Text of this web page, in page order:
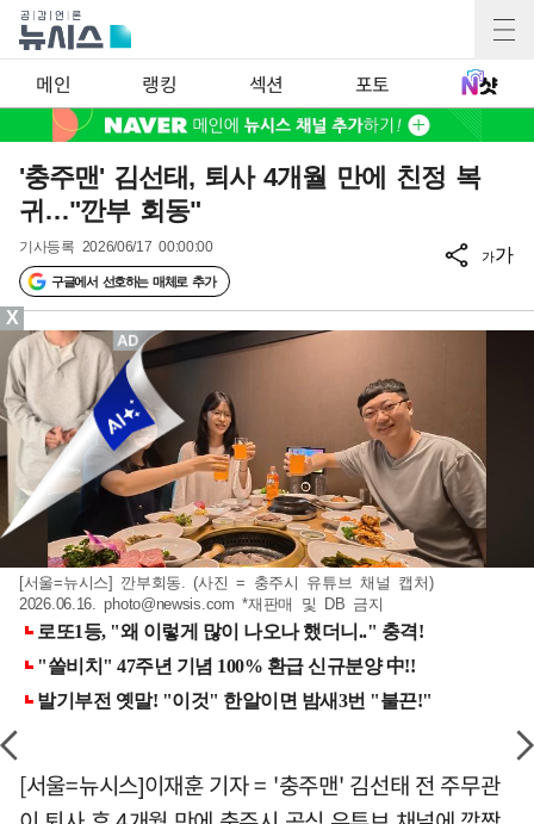
메인 랭킹 섹션 포토
'충주맨' 김선태, 퇴사 4개월 만에 친정 복
귀…"깐부 회동"
기사등록 2026/06/17 00:00:00
구글에서 선호하는 매체로 추가
가가
[서울=뉴시스] 깐부회동. (사진 = 충주시 유튜브 채널 캡처)
2026.06.16.photo@newsis.com *재판매 및 DB 금지
[서울=뉴시스]이재훈 기자 = '충주맨' 김선태 전 주무관
X